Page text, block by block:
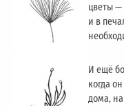
цветы —
и в
И ещё
когда
дома,